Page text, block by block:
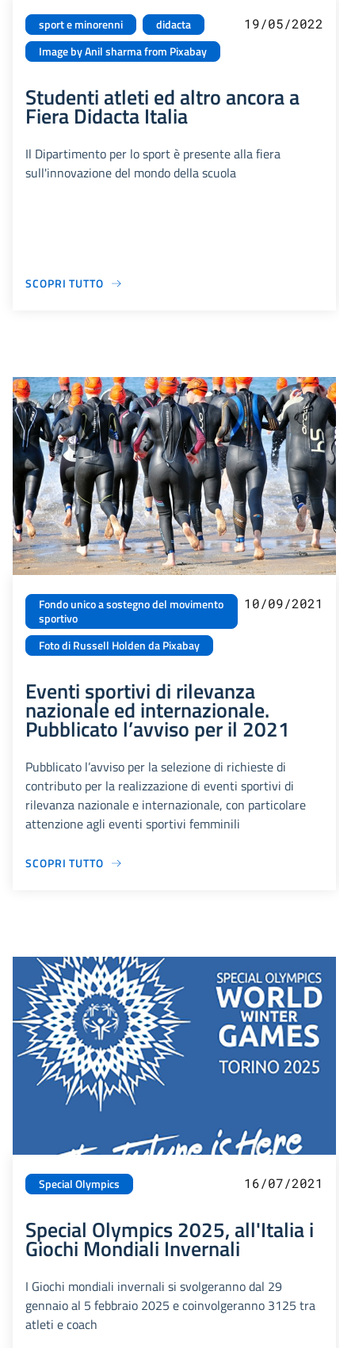
sport e minorenni
didacta
Image by Anil sharma from Pixabay
19/05/2022
Studenti atleti ed altro ancora a
Fiera Didacta Italia
Il Dipartimento per lo sport è presente alla fiera
sull'innovazione del mondo della scuola
SCOPRI TUTTO
Fondo unico a sostegno del movimento
sportivo
Foto di Russell Holden da Pixabay
10/09/2021
Eventi sportivi di rilevanza
nazionale ed internazionale.
Pubblicato l’avviso per il 2021
Pubblicato l’avviso per la selezione di richieste di
contributo per la realizzazione di eventi sportivi di
rilevanza nazionale e internazionale, con particolare
attenzione agli eventi sportivi femminili
SCOPRI TUTTO
Special Olympics 16/07/2021
Special Olympics 2025, all'Italia i
Giochi Mondiali Invernali
I Giochi mondiali invernali si svolgeranno dal 29
gennaio al 5 febbraio 2025 e coinvolgeranno 3125 tra
atleti e coach